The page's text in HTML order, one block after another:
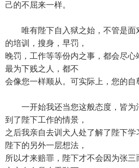
己的不屈来一样。
唯有陛下自入狱之始，不管是面
的培训，搜身，早罚，
晚罚，工作等等份内之事，都会尽
最为下贱之人，都不
会像您一样顺从。可实际上，您的自
一开始我还当您这般态度，皆为
到了陛下工作的情景，
之后我亲自去训犬人处了解了陛下学
陛下的另外一层想法，
所以才来赔罪，陛下才不会因为张